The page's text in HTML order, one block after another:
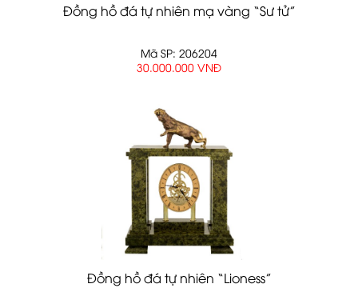
Đồng hồ đá tự nhiên mạ vàng “Sư tử”
Mã SP: 206204
30.000.000 VNĐ
Đồng hồ đá tự nhiên “Lioness”